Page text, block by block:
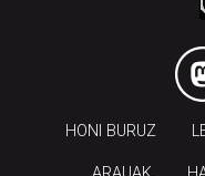
HONI BURUZ